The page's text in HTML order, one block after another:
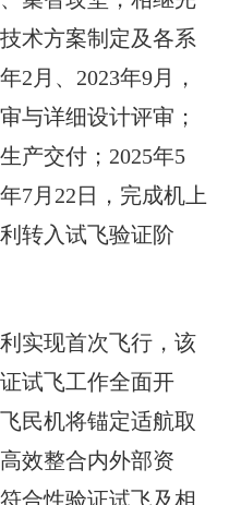
术方案制定及各系
2月、2023年9月，
与详细设计评审；
产交付；2025年5
7月22日，完成机上
转入试飞验证阶
实现首次飞行，该
试飞工作全面开
民机将锚定适航取
效整合内外部资
合性验证试飞及相